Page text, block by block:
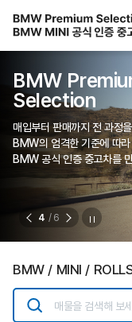
4 / 6
BMW
Selection
매입부터 판매까지 전 과정을
BMW의 엄격한 기준에 따
BMW 공식 인증 중고차를
BMW / MINI /
매물을 검색해 보